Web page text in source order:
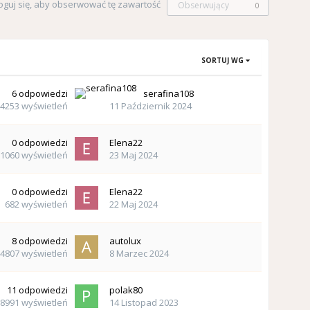
się, aby obserwować tę zawartość Obserwujący 0
SORTUJ WG
6odpowiedzi
4253 wyświetleń
serafina108
11 Październik 2024
0odpowiedzi
1060wyświetleń
Elena22
23 Maj 2024
0odpowiedzi
682wyświetleń
Elena22
22 Maj 2024
8odpowiedzi
wyświetleń
autolux
8 Marzec 2024
11 odpowiedzi
wyświetleń
polak80
14 Listopad 2023